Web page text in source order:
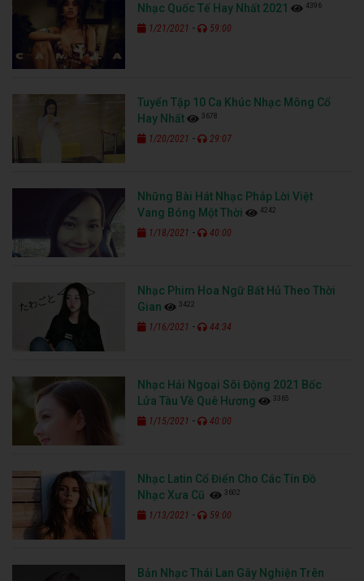
Nhạc Quốc Tế Hay Nhất 2021 4396
1/21/2021 - 59:00
Tuyển Tập 10 Ca Khúc Nhạc Mông Cổ
Hay Nhất
3678
1/20/2021 - 29:07
Những Bài Hát Nhạc Pháp Lời Việt
Vang Bóng Một Thời
4242
1/18/2021 - 40:00
Nhạc Phim Hoa Ngữ Bất Hủ Theo Thời
Gian
3422
1/16/2021 - 44:34
Nhạc Hải Ngoại Sôi Động 2021 Bốc
Lửa Tàu Về Quê Hương
3365
1/15/2021 - 40:00
Nhạc Latin Cổ Điển Cho Các Tín Đồ
Nhạc Xưa Cũ
3602
1/13/2021 - 59:00
Bản Nhạc Thái Lan Gây Nghiện Trên